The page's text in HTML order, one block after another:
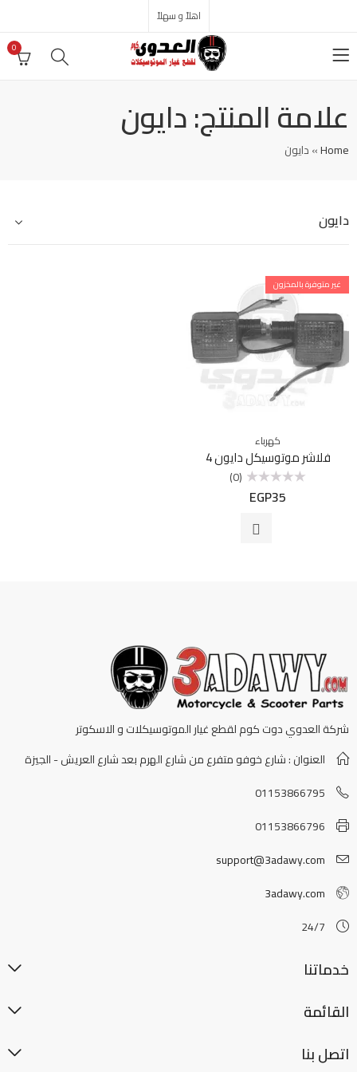
اهلاً و سهلاً
0
علامة المنتج: دايون
Home
»دايون
دايون
غير متوفرة بالمخزون
كهرباء
فلاشر موتوسيكل دايون 4
التقييم
(0)
EGP35
شركة العدوي دوت كوم لقطع غيار الموتوسيكلات و الاسكوتر
العنوان : شارع خوفو متفرع من شارع الهرم بعد شارع العريش - الجيزة
01153866795
01153866796
support@3adawy.com
3adawy.com
24/7
خدماتنا
القائمة
اتصل بنا